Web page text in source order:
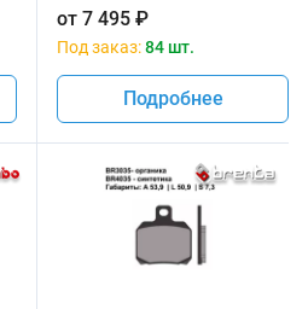
от 7 495 ₽
Под заказ:84 шт.
Подробнее